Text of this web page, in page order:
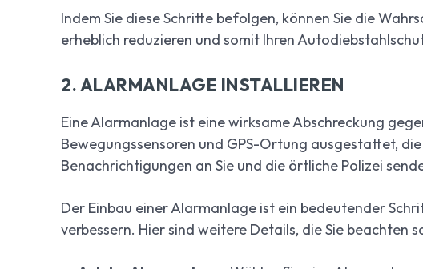
Indem Sie diese Schritte befolgen, können Sie die
erheblich reduzieren und somit Ihren
2. ALARMANLAGE INSTALLIEREN
Eine Alarmanlage ist eine wirksame Abschreckung
Bewegungssensoren und GPS-Ortung ausgestattet,
Benachrichtigungen an Sie und die örtliche Polizei
Der Einbau einer Alarmanlage ist ein bedeutender
verbessern. Hier sind weitere Details, die Sie beachten